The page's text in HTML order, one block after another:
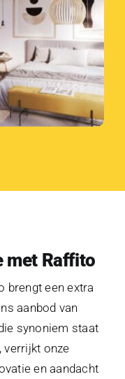
met Raffito
brengt een extra
aanbod van
synoniem staat
verrijkt onze
en aandacht